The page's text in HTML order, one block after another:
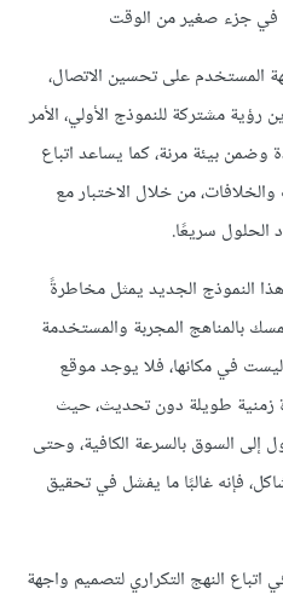
في جزء صغير من الوقت
المستخدم على تحسين الاتصال،
مشتركة للنموذج الأولي، الأمر
بيئة مرنة، كما يساعد اتباع
من خلال الاختبار مع
الحلول سريعًا.
النموذج الجديد يمثل مخاطرةً
بالمناهج المجربة والمستخدمة
في مكانها، فلا يوجد موقع
زمنية طويلة دون تحديث، حيث
إلى السوق بالسرعة الكافية، وحتى
فإنه غالبًا ما يفشل في تحقيق
النهج التكراري لتصميم واجهة